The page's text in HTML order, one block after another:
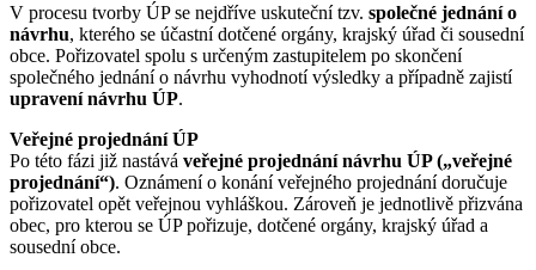
V procesu tvorby ÚP se nejdříve uskuteční tzv. společné jednání o
návrhu, kterého se účastní dotčené orgány, krajský úřad či sousední
obce. Pořizovatel spolu s určeným zastupitelem po skončení
společného jednání o návrhu vyhodnotí výsledky a případně zajistí
upravení návrhu ÚP.
Veřejné projednání ÚP
Po této fázi již nastává veřejné projednání návrhu ÚP („veřejné
projednání“). Oznámení o konání veřejného projednání doručuje
pořizovatel opět veřejnou vyhláškou. Zároveň je jednotlivě přizvána
obec, pro kterou se ÚP pořizuje, dotčené orgány, krajský úřad a
sousední obce.